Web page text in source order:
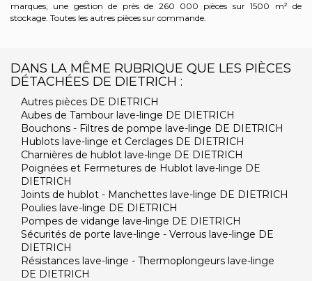
marques, une gestion de près de 260 000 pièces sur 1500 m² de
stockage. Toutes les autres pièces sur commande.
DANS LA MÊME RUBRIQUE QUE LES PIÈCES
DÉTACHÉES DE DIETRICH :
Autres pièces DE DIETRICH
Aubes de Tambour lave-linge DE DIETRICH
Bouchons - Filtres de pompe lave-linge DE DIETRICH
Hublots lave-linge et Cerclages DE DIETRICH
Charnières de hublot lave-linge DE DIETRICH
Poignées et Fermetures de Hublot lave-linge DE
DIETRICH
Joints de hublot - Manchettes lave-linge DE DIETRICH
Poulies lave-linge DE DIETRICH
Pompes de vidange lave-linge DE DIETRICH
Sécurités de porte lave-linge - Verrous lave-linge DE
DIETRICH
Résistances lave-linge - Thermoplongeurs lave-linge
DE DIETRICH